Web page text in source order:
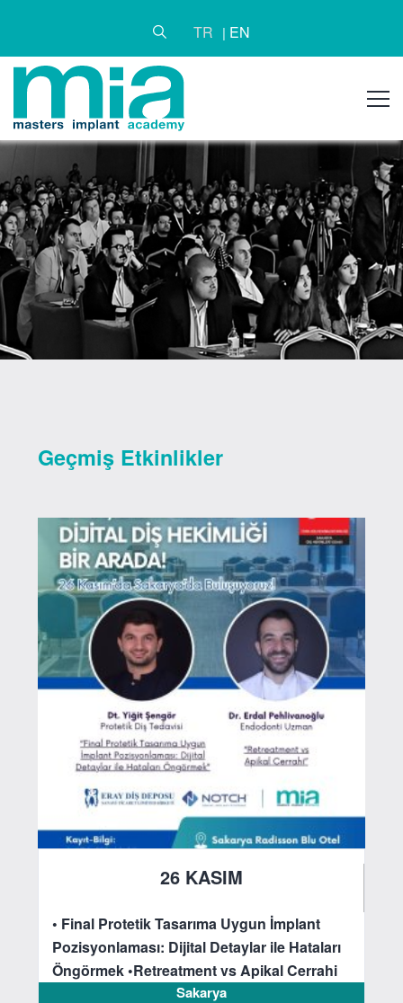
TR | EN
Geçmiş Etkinlikler
26 KASIM
• Final Protetik Tasarıma Uygun İmplant
Pozisyonlaması: Dijital Detaylar ile Hataları
Öngörmek •Retreatment vs Apikal Cerrahi
Sakarya